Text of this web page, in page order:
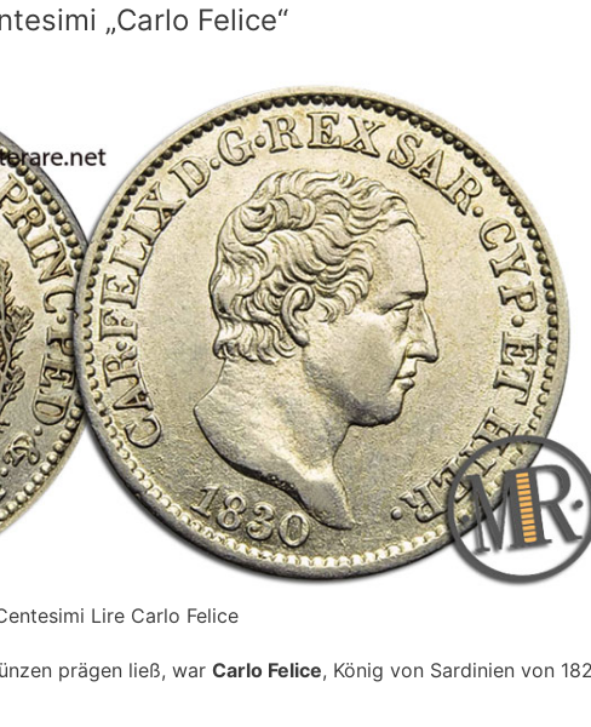
„Carlo Felice“
Lire Carlo Felice
prägen ließ, war Carlo Felice, König von Sardinien von